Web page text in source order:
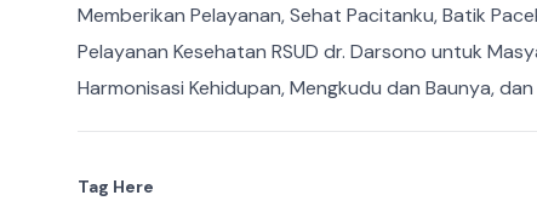
Memberikan Pelayanan, Sehat Pacitanku, Batik
Pelayanan Kesehatan RSUD dr. Darsono untuk
Harmonisasi Kehidupan, Mengkudu dan Baunya,
Tag Here